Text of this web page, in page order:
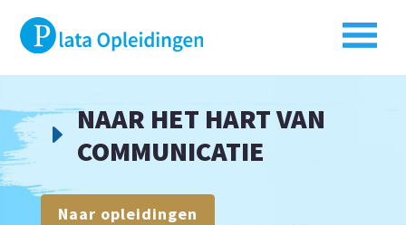
E NAAR HET HART VAN
COMMUNICATIE
Naar opleidingen